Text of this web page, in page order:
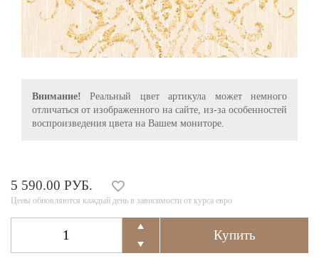
Внимание! Реальный цвет артикула может немного
отличаться от изображенного на сайте, из-за особенностей
воспроизведения цвета на Вашем мониторе.
5 590.00 РУБ.
Цены обновляются каждый день в зависимости от курса евро